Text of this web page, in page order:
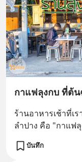
กาแฟลุงกบ ที่ต้
ร้านอาหารเช้าที่เ
ลำปาง คือ "กาแฟ
บันทึก